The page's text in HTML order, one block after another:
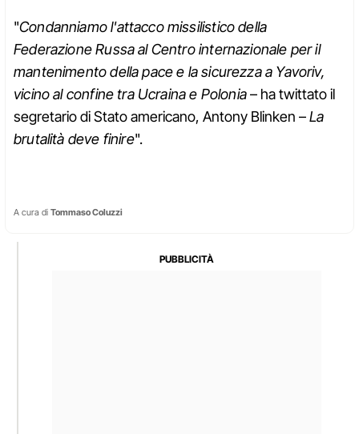
"Condanniamo l'attacco missilistico della
Federazione Russa al Centro internazionale per il
mantenimento della pace e la sicurezza a Yavoriv,
vicino al confine tra Ucraina e Polonia– ha twittato il
segretario di Stato americano, Antony Blinken –La
brutalità deve finire".
A cura di Tommaso Coluzzi